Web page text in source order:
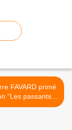
FAVARD primé
"Les passants
considérables" >